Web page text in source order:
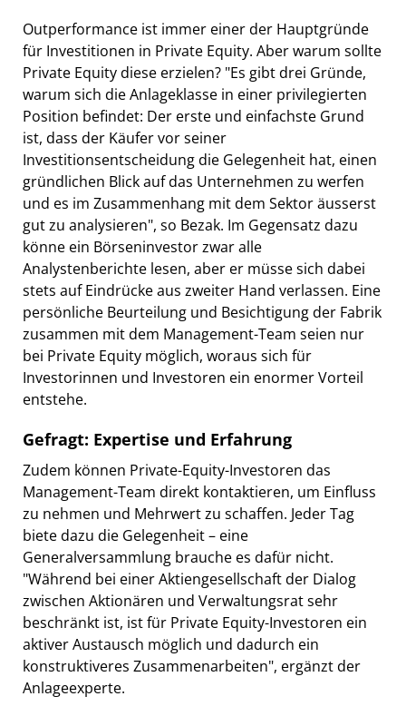
Outperformance ist immer einer der Hauptgründe
für Investitionen in Private Equity. Aber warum sollte
Private Equity diese erzielen? "Es gibt drei Gründe,
warum sich die Anlageklasse in einer privilegierten
Position befindet: Der erste und einfachste Grund
ist, dass der Käufer vor seiner
Investitionsentscheidung die Gelegenheit hat, einen
gründlichen Blick auf das Unternehmen zu werfen
und es im Zusammenhang mit dem Sektor äusserst
gut zu analysieren", so Bezak. Im Gegensatz dazu
könne ein Börseninvestor zwar alle
Analystenberichte lesen, aber er müsse sich dabei
stets auf Eindrücke aus zweiter Hand verlassen. Eine
persönliche Beurteilung und Besichtigung der Fabrik
zusammen mit dem Management-Team seien nur
bei Private Equity möglich, woraus sich für
Investorinnen und Investoren ein enormer Vorteil
entstehe.
Gefragt: Expertise und Erfahrung
Zudem können Private-Equity-Investoren das
Management-Team direkt kontaktieren, um Einfluss
zu nehmen und Mehrwert zu schaffen. Jeder Tag
biete dazu die Gelegenheit – eine
Generalversammlung brauche es dafür nicht.
"Während bei einer Aktiengesellschaft der Dialog
zwischen Aktionären und Verwaltungsrat sehr
beschränkt ist, ist für Private Equity-Investoren ein
aktiver Austausch möglich und dadurch ein
konstruktiveres Zusammenarbeiten", ergänzt der
Anlageexperte.